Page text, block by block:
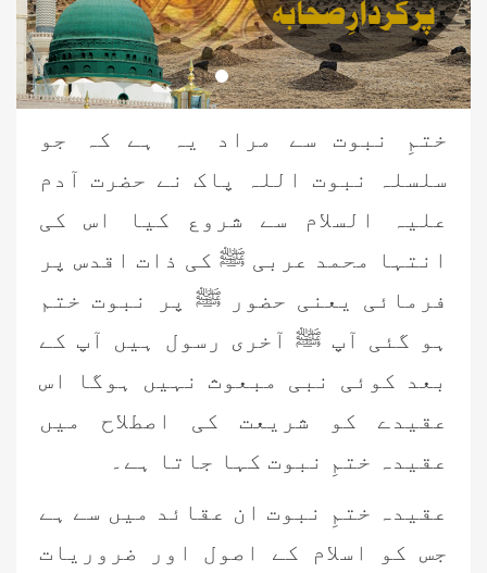
ختمِ نبوت سے مراد یہ ہے کہ جو
سلسلہ نبوت اللہ پاک نے حضرت آدم
علیہ السلام سے شروع کیا اس کی
انتہا محمد عربی ﷺ کی ذات اقدس پر
فرمائی یعنی حضور ﷺ پر نبوت ختم
ہو گئی آپ ﷺ آخری رسول ہیں آپ کے
بعد کوئی نبی مبعوث نہیں ہوگا اس
عقیدے کو شریعت کی اصطلاح میں
عقیدہ ختمِ نبوت کہا جاتا ہے۔
عقیدہ ختمِ نبوت ان عقائد میں سے ہے
جس کو اسلام کے اصول اور ضروریات